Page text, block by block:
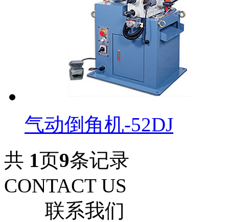
气动倒角机-52DJ
共 1页9条记录
CONTACT US
联系我们